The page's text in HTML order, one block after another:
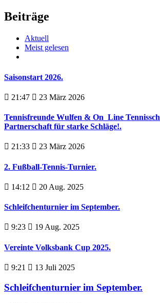
Beiträge
Aktuell
Meist gelesen
Saisonstart 2026.
21:47 23 März 2026
Tennisfreunde Wulfen & On_Line
Partnerschaft für starke Schläge!.
21:33 23 März 2026
2. Fußball-Tennis-Turnier.
14:12 20 Aug. 2025
Schleifchenturnier im September.
9:23 19 Aug. 2025
Vereinte Volksbank Cup 2025.
9:21 13 Juli 2025
Schleifchenturnier im September.